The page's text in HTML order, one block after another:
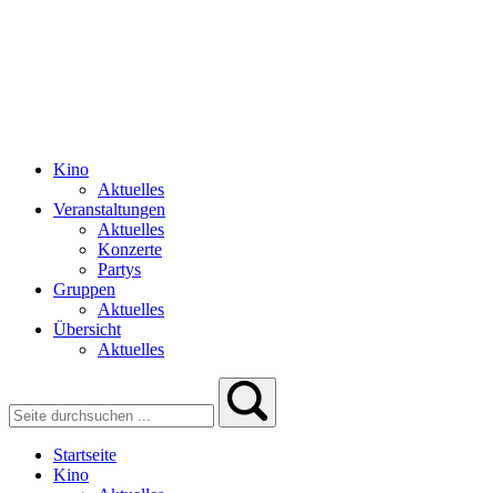
Kino
Aktuelles
Veranstaltungen
Aktuelles
Konzerte
Partys
Gruppen
Aktuelles
Übersicht
Aktuelles
Startseite
Kino